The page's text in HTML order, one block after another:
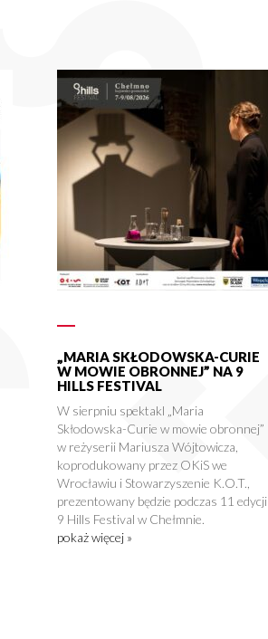
„MARIA SKŁODOWSKA-CURIE
W MOWIE OBRONNEJ” NA 9
HILLS FESTIVAL
W sierpniu spektakl „Maria
Skłodowska-Curie w mowie obronnej”
w reżyserii Mariusza Wójtowicza,
koprodukowany przez OKiS we
Wrocławiu i Stowarzyszenie K.O.T.,
prezentowany będzie podczas 11 edycji
9 Hills Festival w Chełmnie.
pokaż więcej »